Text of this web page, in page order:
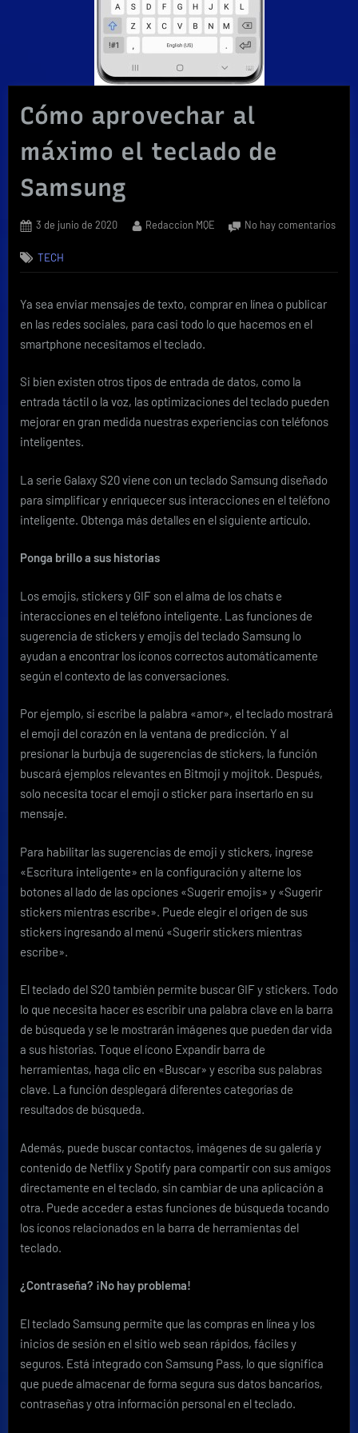
Cómo aprovechar al
máximo el teclado de
Samsung
Posted
3 de junio de 2020 By
Redaccion MQE No hay comentariosen
al
TECH
Ya sea enviar mensajes de texto, comprar en línea o publicar
en las redes sociales, para casi todo lo que hacemos en el
smartphone necesitamos el teclado.
Si bien existen otros tipos de entrada de datos, como la
entrada táctil o la voz, las optimizaciones del teclado pueden
mejorar en gran medida nuestras experiencias con teléfonos
inteligentes.
La serie Galaxy S20 viene con un teclado Samsung diseñado
para simplificar y enriquecer sus interacciones en el teléfono
inteligente. Obtenga más detalles en el siguiente artículo.
Ponga brillo a sus historias
Los emojis, stickers y GIF son el alma de los chats e
interacciones en el teléfono inteligente. Las funciones de
sugerencia de stickers y emojis del teclado Samsung lo
ayudan a encontrar los íconos correctos automáticamente
según el contexto de las conversaciones.
Por ejemplo, si escribe la palabra «amor», el teclado mostrará
el emoji del corazón en la ventana de predicción. Y al
presionar la burbuja de sugerencias de stickers, la función
buscará ejemplos relevantes en Bitmoji y mojitok. Después,
solo necesita tocar el emoji o sticker para insertarlo en su
mensaje.
Para habilitar las sugerencias de emoji y stickers, ingrese
«Escritura inteligente» en la configuración y alterne los
botones al lado de las opciones «Sugerir emojis» y «Sugerir
stickers mientras escribe». Puede elegir el origen de sus
stickers ingresando al menú «Sugerir stickers mientras
escribe».
El teclado del S20 también permite buscar GIF y stickers. Todo
lo que necesita hacer es escribir una palabra clave en la barra
de búsqueda y se le mostrarán imágenes que pueden dar vida
a sus historias. Toque el ícono Expandir barra de
herramientas, haga clic en «Buscar» y escriba sus palabras
clave. La función desplegará diferentes categorías de
resultados de búsqueda.
Además, puede buscar contactos, imágenes de su galería y
contenido de Netflix y Spotify para compartir con sus amigos
directamente en el teclado, sin cambiar de una aplicación a
otra. Puede acceder a estas funciones de búsqueda tocando
los íconos relacionados en la barra de herramientas del
teclado.
¿Contraseña? ¡No hay problema!
El teclado Samsung permite que las compras en línea y los
inicios de sesión en el sitio web sean rápidos, fáciles y
seguros. Está integrado con Samsung Pass, lo que significa
que puede almacenar de forma segura sus datos bancarios,
contraseñas y otra información personal en el teclado.